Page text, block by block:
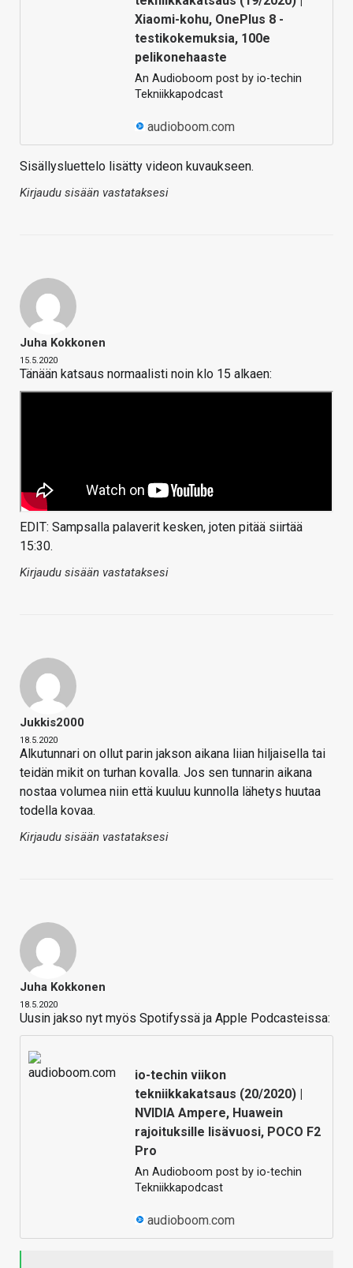
Xiaomi-kohu, OnePlus 8 -
testikokemuksia, 100e
pelikonehaaste
An Audioboom post by io-techin
Tekniikkapodcast
audioboom.com
Sisällysluettelo lisätty videon kuvaukseen.
Kirjaudu sisään vastataksesi
Juha Kokkonen
15.5.2020
Tänään katsaus normaalisti noin klo 15 alkaen:
EDIT: Sampsalla palaverit kesken, joten pitää siirtää
15:30.
Kirjaudu sisään vastataksesi
Jukkis2000
18.5.2020
Alkutunnari on ollut parin jakson aikana liian hiljaisella tai
teidän mikit on turhan kovalla. Jos sen tunnarin aikana
nostaa volumea niin että kuuluu kunnolla lähetys huutaa
todella kovaa.
Kirjaudu sisään vastataksesi
Juha Kokkonen
18.5.2020
Uusin jakso nyt myös Spotifyssä ja Apple Podcasteissa:
io-techin viikon
tekniikkakatsaus (20/2020) |
NVIDIA Ampere, Huawein
rajoituksille lisävuosi, POCO F2
Pro
An Audioboom post by io-techin
Tekniikkapodcast
audioboom.com